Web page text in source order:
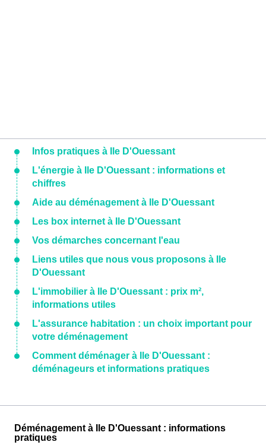
Infos pratiques à Ile D'Ouessant
L'énergie à Ile D'Ouessant : informations et
chiffres
Aide au déménagement à Ile D'Ouessant
Les box internet à Ile D'Ouessant
Vos démarches concernant l'eau
Liens utiles que nous vous proposons à Ile
D'Ouessant
L'immobilier à Ile D'Ouessant : prix m²,
informations utiles
L'assurance habitation : un choix important pour
votre déménagement
Comment déménager à Ile D'Ouessant :
déménageurs et informations pratiques
Déménagement à Ile D'Ouessant : informations
pratiques